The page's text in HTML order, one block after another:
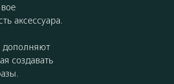
аксессуара.
создавать